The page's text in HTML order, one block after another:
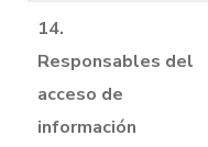
14.
Responsables del
acceso de
información